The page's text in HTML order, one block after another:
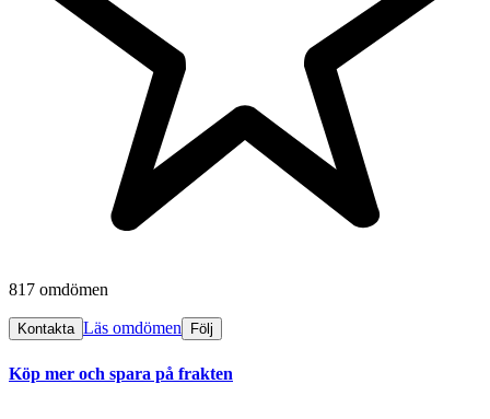
817 omdömen
Kontakta Läs omdömen Följ
Köp mer och spara på frakten